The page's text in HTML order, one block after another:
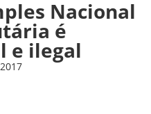
Nacional
é
e ilegal